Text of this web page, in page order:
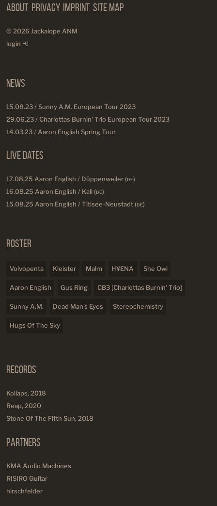
About Privacy Imprint Site Map
© 2026 Jackalope ANM
login
News
15.08.23 / Sunny A.M. European Tour 2023
29.06.23 / Charlottas Burnin' Trio European Tour 2023
14.03.23 / Aaron English Spring Tour
Live Dates
17.08.25 Aaron English / Düppenweiler (DE)
16.08.25 Aaron English / Kall (DE)
15.08.25 Aaron English / Titisee-Neustadt (DE)
Roster
Volvopenta Kleister Malm H¥ENA She Owl
Aaron English Gus Ring CB3 [Charlottas Burnin' Trio]
Sunny A.M. Dead Man's Eyes Stereochemistry
Hugs Of The Sky
Records
Kollaps, 2018
Reap, 2020
Stone Of The Fifth Sun, 2018
Partners
KMA Audio Machines
RISIRO Guitar
hirschfelder